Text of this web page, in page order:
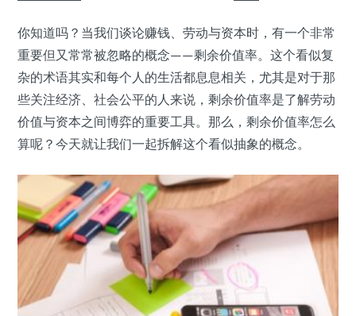
你知道吗？当我们谈论赚钱、劳动与资本时，有一个非常
重要但又常常被忽略的概念——剩余价值率。这个看似复
杂的术语其实和每个人的生活都息息相关，尤其是对于那
些关注经济、社会公平的人来说，剩余价值率是了解劳动
价值与资本之间博弈的重要工具。那么，剩余价值率怎么
算呢？今天就让我们一起拆解这个看似抽象的概念。